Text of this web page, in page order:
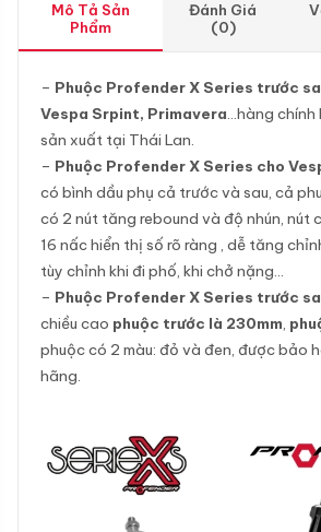
Mô Tả Sản
Phẩm
Đánh Giá
(0)
– Phuộc Profender X Series trước
Vespa Srpint, Primavera…hàng chính
sản xuất tại Thái Lan.
– Phuộc Profender X Series cho
có bình dầu phụ cả trước và sau, cả
có 2 nút tăng rebound và độ nhún, nút
16 nấc hiển thị số rõ ràng , dễ tăng
tùy chỉnh khi đi phố, khi chở nặng…
– Phuộc Profender X Series trước
chiều cao phuộc trước là 230mm,
phuộc có 2 màu: đỏ và đen, được bảo
hãng.